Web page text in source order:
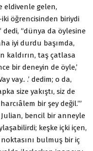
eldivenle gelen,
öğrencisinden biriydi
dedi, “dünya da öylesine
iyi durdu başımda,
kaldırın, taş çatlasa
bir deneyin de öyle,’
vay.. .’ dedim; o da,
size yakıştı, siz de
bir şey değil.’”
bencil bir anneyle
keşke içki içen,
noktasını bulmuş bir iç